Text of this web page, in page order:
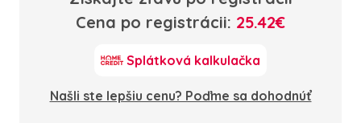
Cena po registrácii: 25.42€
Splátková kalkulačka
Našli ste lepšiu cenu? Poďme sa dohodnúť